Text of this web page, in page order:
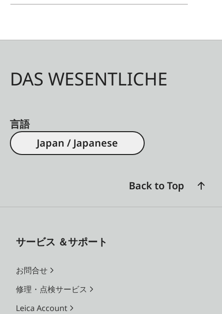
DAS WESENTLICHE
言語
Japan / Japanese
Back to Top
サービス ＆サポート
お問合せ
修理・点検サービス
Leica Account